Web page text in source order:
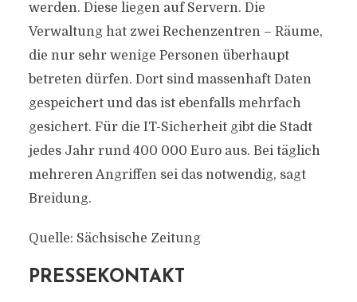
werden. Diese liegen auf Servern. Die
Verwaltung hat zwei Rechenzentren – Räume,
die nur sehr wenige Personen überhaupt
betreten dürfen. Dort sind massenhaft Daten
gespeichert und das ist ebenfalls mehrfach
gesichert. Für die IT-Sicherheit gibt die Stadt
jedes Jahr rund 400 000 Euro aus. Bei täglich
mehreren Angriffen sei das notwendig, sagt
Breidung.
Quelle: Sächsische Zeitung
PRESSEKONTAKT